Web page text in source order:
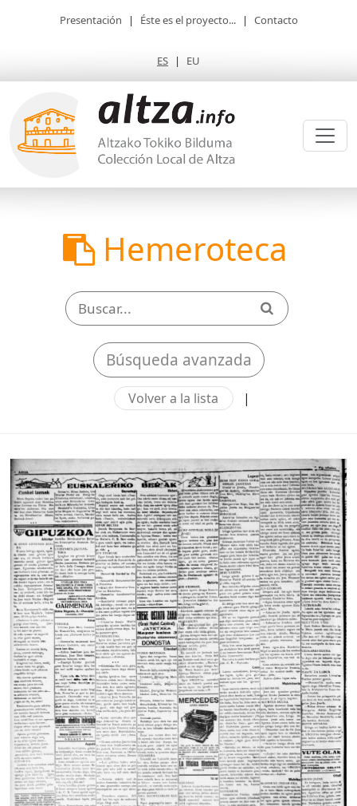
Presentación | Éste es el proyecto... | Contacto
ES | EU
Hemeroteca
Búsqueda avanzada
Volver a la lista |